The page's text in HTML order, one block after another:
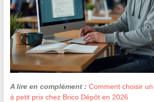
A lire en complément : Comment choisir
à petit prix chez Brico Dépôt en 2026